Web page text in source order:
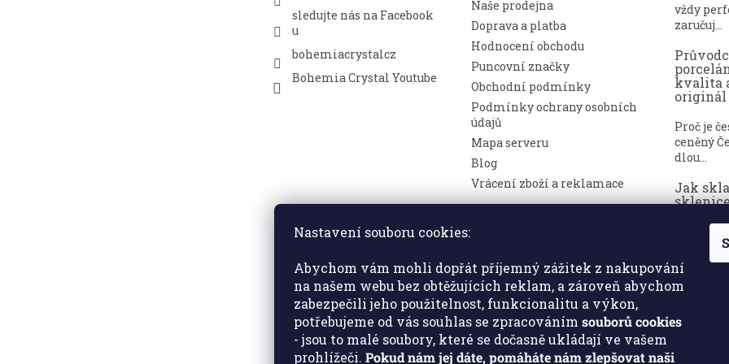
Nastavení souboru cookies:
Abychom vám mohli dopřát příjemný zážitek z nakupování
na našem webu bez obtěžujících reklam, a zároveň abychom
zabezpečili jeho použitelnost, funkcionalitu a výkon,
potřebujeme od vás souhlas se zpracováním souborů cookies
- jsou to malé soubory, které se dočasně ukládají ve vašem
prohlížeči. Pokud nám jej dáte, pomáháte nám zlepšovat naši
sledujte nás na Facebook
u
bohemiacrystalcz
Bohemia Crystal Youtube
Naše prodejna
Doprava a platba
Hodnocení obchodu
Puncovní značky
Obchodní podmínky
Podmínky ochrany osobních
údajů
Mapa serveru
Blog
Vrácení zboží a reklamace
vždy
zaručuj...
kvalita
originál
Proč je
ceněný
dlou...
Jak
a luxusu.